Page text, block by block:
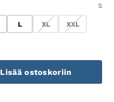
S
L
L XL
XL XXL
XXL
Lisää ostoskoriin